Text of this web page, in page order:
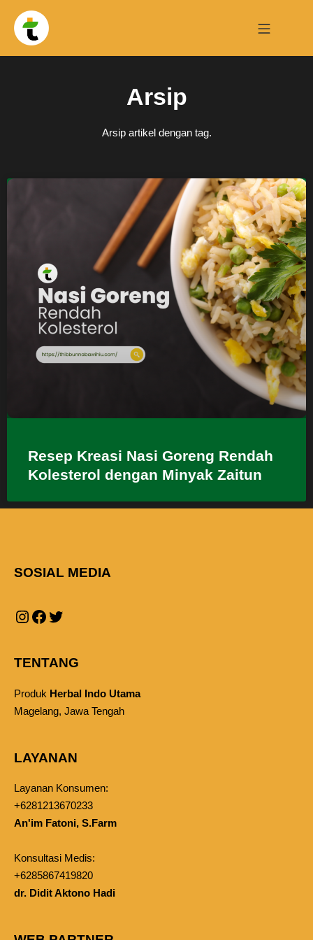
Arsip
Arsip artikel dengan tag.
Resep Kreasi Nasi Goreng Rendah
Kolesterol dengan Minyak Zaitun
SOSIAL MEDIA
TENTANG
Produk Herbal Indo Utama
Magelang, Jawa Tengah
LAYANAN
Layanan Konsumen:
+6281213670233
An'im Fatoni, S.Farm
Konsultasi Medis:
+6285867419820
dr. Didit Aktono Hadi